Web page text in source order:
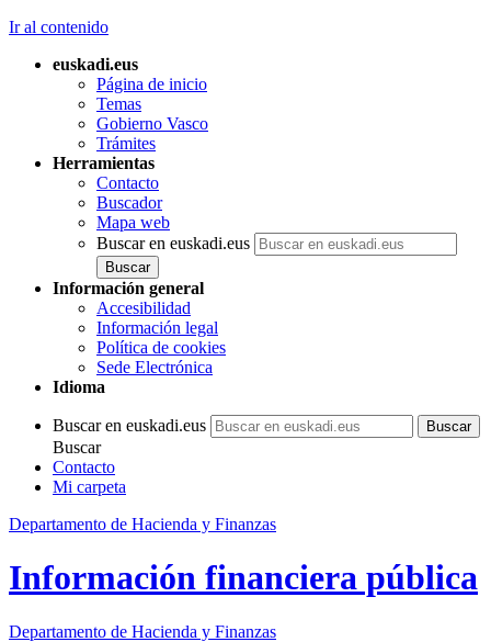
Ir al contenido
euskadi.eus
Página de inicio
Temas
Gobierno Vasco
Trámites
Herramientas
Contacto
Buscador
Mapa web
Buscar en euskadi.eus
Información general
Accesibilidad
Información legal
Política de cookies
Sede Electrónica
Idioma
Buscar en euskadi.eus
Buscar
Contacto
Mi carpeta
Departamento de Hacienda y Finanzas
Información financiera pública
Departamento de Hacienda y Finanzas